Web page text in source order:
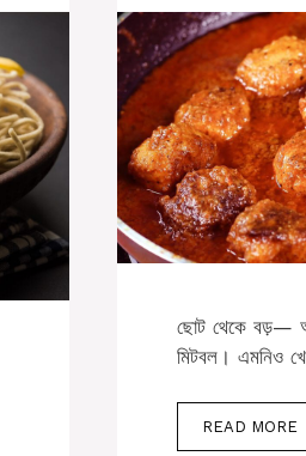
ছোট থেকে বড়—
মিটবল। এমনিও
READ MORE